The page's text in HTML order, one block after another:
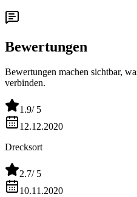
Bewertungen
Bewertungen machen sichtbar,
verbinden.
1.9/ 5
12.12.2020
Drecksort
2.7/ 5
10.11.2020